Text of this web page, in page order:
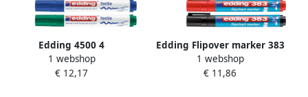
Edding 4500 4
textielmarker assorti ronde
punt 2-3 mm blister 4 st.
1 webshop
€ 12,17
Edding Flipover marker 383
1 5 mm assorti (pak 4 stuks)
1 webshop
€ 11,86